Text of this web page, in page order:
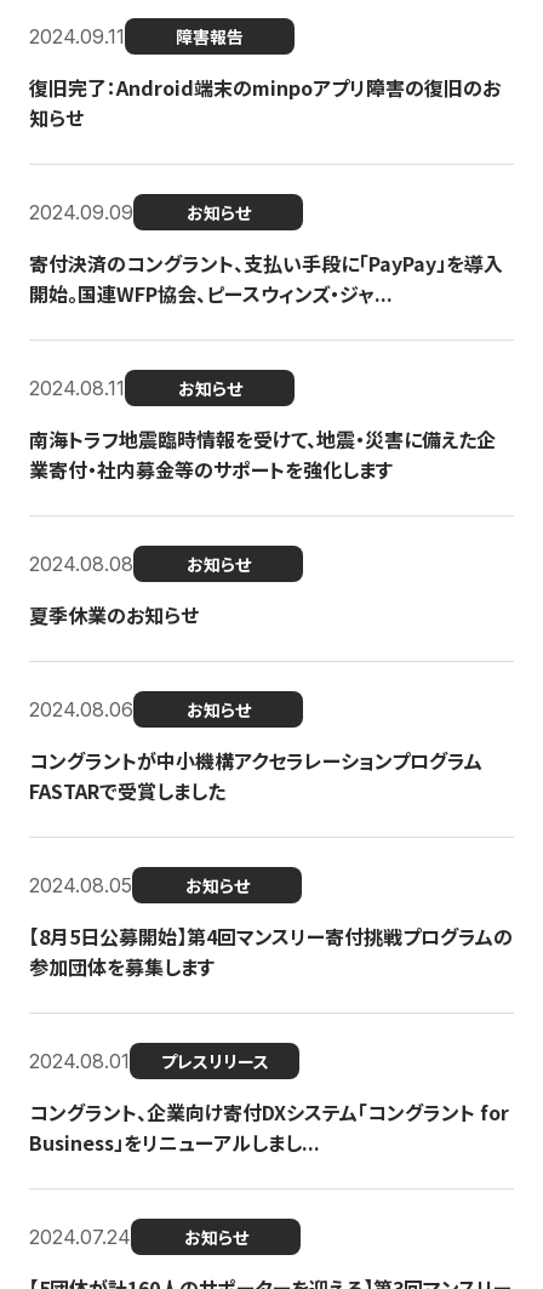
2024.09.11 障害報告
復旧完了：Android端末のminpoアプリ障害の復旧のお
知らせ
2024.09.09 お知らせ
寄付決済のコングラント、支払い手段に「PayPay」を導入
開始。国連WFP協会、ピースウィンズ・ジャ...
2024.08.11 お知らせ
南海トラフ地震臨時情報を受けて、地震・災害に備えた企
業寄付・社内募金等のサポートを強化します
2024.08.08 お知らせ
夏季休業のお知らせ
2024.08.06 お知らせ
コングラントが中小機構アクセラレーションプログラム
FASTARで受賞しました
2024.08.05 お知らせ
【8月5日公募開始】第4回マンスリー寄付挑戦プログラムの
参加団体を募集します
2024.08.01 プレスリリース
コングラント、企業向け寄付DXシステム「コングラント for
Business」をリニューアルしまし...
2024.07.24 お知らせ